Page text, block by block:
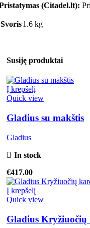
(Citadel.lt):
Svoris1.6 kg
Susiję produktai
Į krepšelį
Quick view
Gladius su makštis
Gladius
In stock
€417.00
Į krepšelį
Quick view
Gladius Kryžiuočių